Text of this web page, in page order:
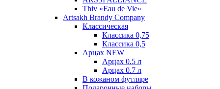
Thiv «Eau de Vie»
Artsakh Brandy Company
Классическая
Классика 0,75
Классика 0,5
Арцах NEW
Арцах 0.5 л
Арцах 0.7 л
В кожаном футляре